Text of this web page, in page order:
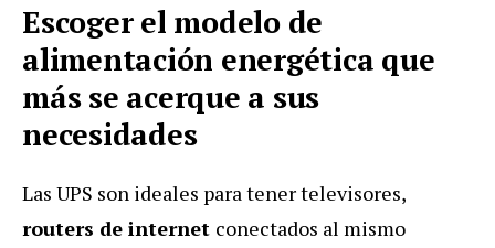
Escoger el modelo de
alimentación energética que
más se acerque a sus
necesidades
Las UPS son ideales para tener televisores,
routers de internet conectados al mismo